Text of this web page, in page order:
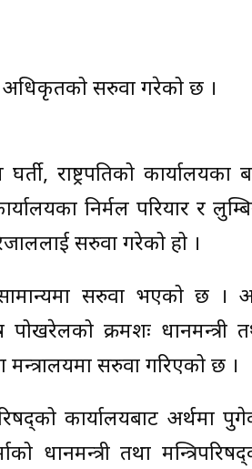
अधिकृतको सरुवा गरेको छ ।
राष्ट्रपतिको कार्यालयका
निर्मल परियार र
सरुवा गरेको हो ।
सरुवा भएको छ ।
क्रमशः प्रधानमन्त्री
मन्त्रालयमा सरुवा गरिएको छ ।
कार्यालयबाट अर्थमा
तथा